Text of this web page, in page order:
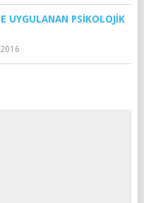
UYGULANAN PSIKOLOJIK